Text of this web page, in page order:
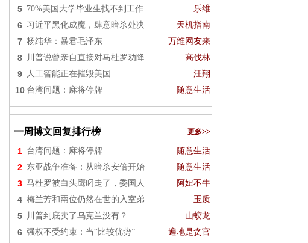
5 70%美国大学毕业生找不到工作 乐维
6 习近平黑化成魔，肆意暗杀处决 天机指南
7 杨纯华：暴君毛泽东 万维网友来
8 川普说曾亲自直接对马杜罗劝降 高伐林
9 人工智能正在摧毁美国 汪翔
10 台湾问题：麻将停牌 随意生活
一周博文回复排行榜 更多>>
1 台湾问题：麻将停牌 随意生活
2 东亚战争准备：从暗杀安倍开始 随意生活
3 马杜罗被白头鹰叼走了，委国人 阿妞不牛
4 梅兰芳和兩位仍然在世的入室弟 玉质
5 川普到底卖了乌克兰没有？ 山蛟龙
6 强权不受约束：当“比较优势” 遍地是贪官